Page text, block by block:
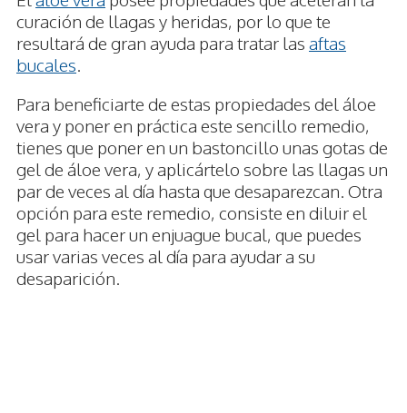
curación de llagas y heridas, por lo que te
resultará de gran ayuda para tratar las aftas
bucales
Para beneficiarte de estas propiedades del áloe
vera y poner en práctica este sencillo remedio,
tienes que poner en un bastoncillo unas gotas de
gel de áloe vera, y aplicártelo sobre las llagas un
par de veces al día hasta que desaparezcan. Otra
opción para este remedio, consiste en diluir el
gel para hacer un enjuague bucal, que puedes
usar varias veces al día para ayudar a su
desaparición.